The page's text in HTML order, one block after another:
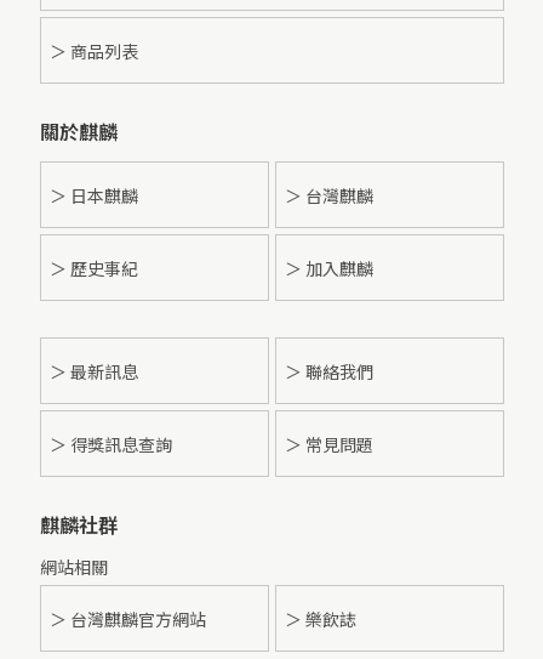
＞ 商品列表
關於麒麟
＞ 日本麒麟 ＞ 台灣麒麟
＞ 歷史事紀 ＞ 加入麒麟
＞ 最新訊息 ＞ 聯絡我們
＞ 得獎訊息查詢 ＞ 常見問題
麒麟社群
網站相關
＞ 台灣麒麟官方網站 ＞ 樂飲誌